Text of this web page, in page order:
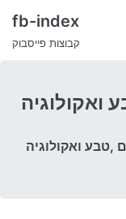
fb-index
קבוצות פייסבוק
לך למצוא עבודה
בישראל
ישראלים בחו”ל
עמוד הבית
ואקולוגיה
,טבע ואקולוגיה